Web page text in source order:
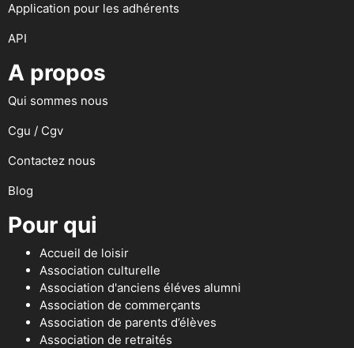
Application pour les adhérents
API
A propos
Qui sommes nous
Cgu / Cgv
Contactez nous
Blog
Pour qui
Accueil de loisir
Association culturelle
Association d'anciens éléves alumni
Association de commerçants
Association de parents d’élèves
Association de retraités